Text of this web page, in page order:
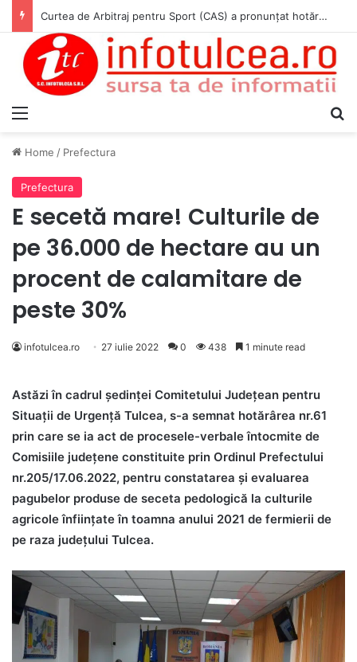
Curtea de Arbitraj pentru Sport (CAS) a pronunțat hotărârea în cauza WADA v. ANAD & Matei Cosmin Gabriel
Home / Prefectura
Prefectura
E secetă mare! Culturile de
pe 36.000 de hectare au un
procent de calamitare de
peste 30%
infotulcea.ro 27 iulie 2022 0 438 1 minute read
Astăzi în cadrul ședinței Comitetului Judeţean pentru
Situaţii de Urgenţă Tulcea, s-a semnat hotărârea nr.61
prin care se ia act de procesele-verbale întocmite de
Comisiile judeţene constituite prin Ordinul Prefectului
nr.205/17.06.2022, pentru constatarea și evaluarea
pagubelor produse de seceta pedologică la culturile
agricole înființate în toamna anului 2021 de fermierii de
pe raza județului Tulcea.